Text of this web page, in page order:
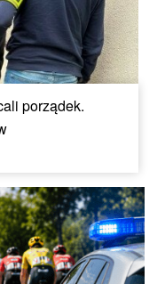
porządek.